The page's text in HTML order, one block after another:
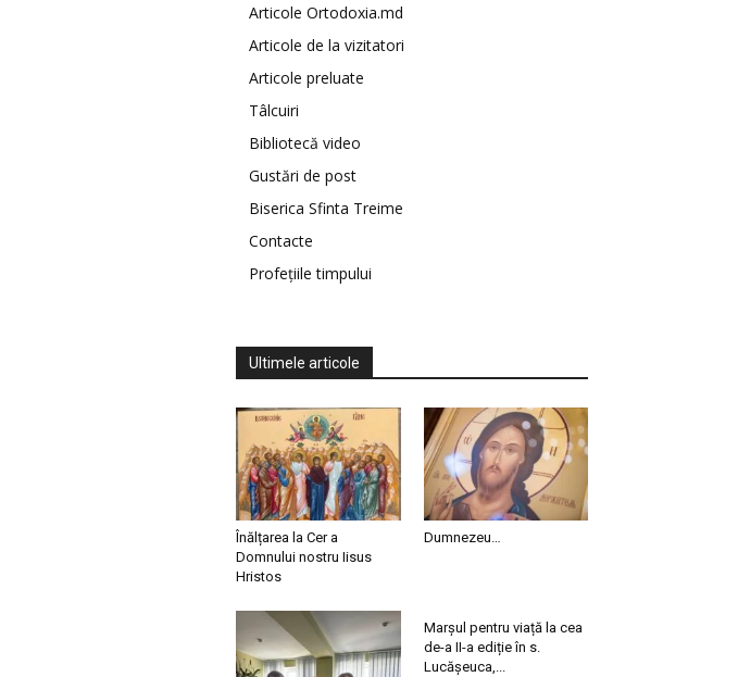
Articole Ortodoxia.md
Articole de la vizitatori
Articole preluate
Tâlcuiri
Bibliotecă video
Gustări de post
Biserica Sfinta Treime
Contacte
Profețiile timpului
Ultimele articole
Înălțarea la Cer a
Domnului nostru Iisus
Hristos
Dumnezeu…
Marșul pentru viață la cea
de-a II-a ediție în s.
Lucășeuca,...